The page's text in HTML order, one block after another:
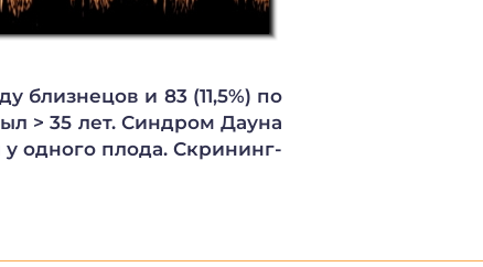
близнецов и 83 (11,5%) по
> 35 лет. Синдром Дауна
одного плода. Скрининг-